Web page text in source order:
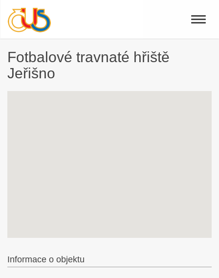
Toggle
Fotbalové travnaté hřiště
Jeřišno
Informace o objektu